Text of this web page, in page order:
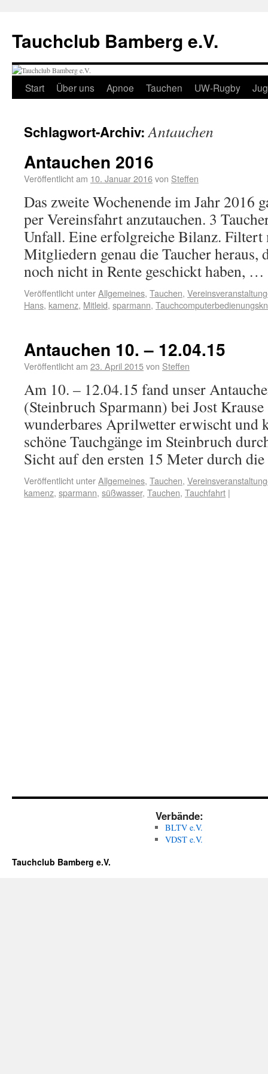
Tauchclub Bamberg e.V.
Start Über uns Apnoe Tauchen UW-Rugby
Schlagwort-Archiv:Antauchen
Antauchen 2016
Veröffentlicht am 10. Januar 2016von Steffen
Das zweite Wochenende im Jahr 2016
per Vereinsfahrt anzutauchen. 3
Unfall. Eine erfolgreiche Bilanz. Filtert
Mitgliedern genau die Taucher heraus,
noch nicht in Rente geschickt haben, …
Veröffentlicht unterAllgemeines, Tauchen,
Hans, kamenz, Mitleid, sparmann,
Antauchen 10. – 12.04.15
Veröffentlicht am 23. April 2015von Steffen
Am 10. – 12.04.15 fand unser
(Steinbruch Sparmann) bei Jost
wunderbares Aprilwetter erwischt und
schöne Tauchgänge im Steinbruch
Sicht auf den ersten 15 Meter durch
Veröffentlicht unterAllgemeines, Tauchen,
kamenz, sparmann, süßwasser, Tauchen, Tauchfahrt |
Verbände:
BLTV e.V.
VDST e.V.
Tauchclub Bamberg e.V.